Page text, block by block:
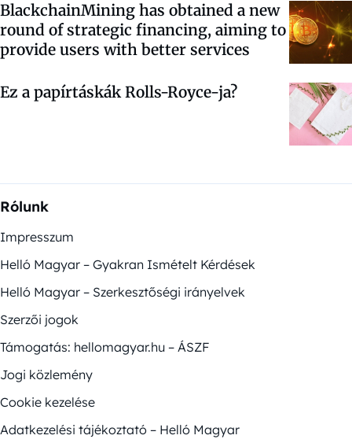
BlackchainMining has obtained a new
round of strategic financing, aiming to
provide users with better services
Ez a papírtáskák Rolls-Royce-ja?
Rólunk
Impresszum
Helló Magyar – Gyakran Ismételt Kérdések
Helló Magyar – Szerkesztőségi irányelvek
Szerzői jogok
Támogatás: hellomagyar.hu – ÁSZF
Jogi közlemény
Cookie kezelése
Adatkezelési tájékoztató – Helló Magyar